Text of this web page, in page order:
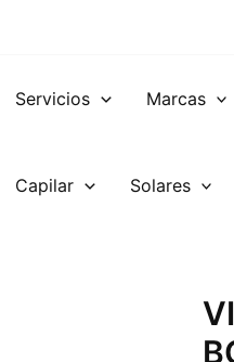
Servicios Marcas
Capilar Solares